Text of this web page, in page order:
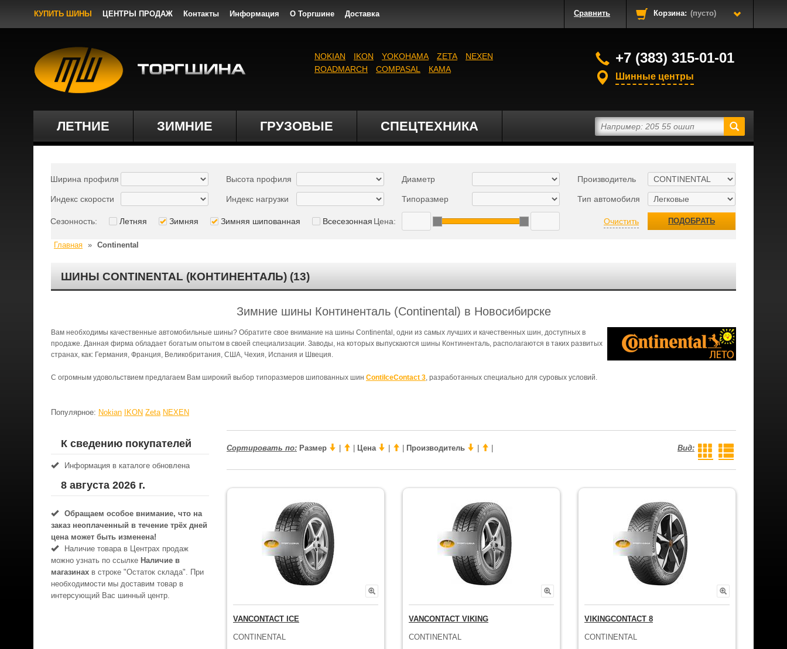
КУПИТЬ ШИНЫ ЦЕНТРЫ ПРОДАЖ Контакты Информация О Торгшине Доставка Сравнить Корзина: (пусто)
ЛЕТНИЕ ЗИМНИЕ ГРУЗОВЫЕ СПЕЦТЕХНИКА
NOKIAN IKON YOKOHAMA ZETA
NEXEN
ROADMARCH
COMPASAL КАМА
+7 (383) 315-01-01
Шинные центры
Главная » Continental
ШИНЫ CONTINENTAL (КОНТИНЕНТАЛЬ) (13)
Зимние шины Континенталь (Continental) в Новосибирске
Вам необходимы качественные автомобильные шины? Обратите свое внимание на шины Continental, одни из самых лучших и качественных шин, доступных в
продаже. Данная фирма обладает богатым опытом в своей специализации. Заводы, на которых выпускаются шины Континенталь, располагаются в таких развитых
странах, как: Германия, Франция, Великобритания, США, Чехия, Испания и Швеция.
C огромным удовольствием предлагаем Вам широкий выбор типоразмеров шипованных шин ContiIceContact 3, разработанных специально для суровых условий.
Популярное: Nokian IKON Zeta NEXEN
К сведению покупателей
Информация в каталоге обновлена
8 августа 2026 г.
Обращаем особое внимание, что на
заказ неоплаченный в течениe трёх дней
цена может быть изменена!
Наличие товара в Центрах продаж
можно узнать по ссылке Наличие в
магазинах в строке "Остаток склада". При
необходимости мы доставим товар в
интерсующий Вас шинный центр.
Сортировать по: Размер Цена Производитель Вид:
VANCONTACT ICE
CONTINENTAL
VANCONTACT VIKING
CONTINENTAL
VIKINGCONTACT 8
CONTINENTAL
Ширина профиля Высота профиля Диаметр Производитель
Индекс скорости Индекс нагрузки Типоразмер Тип автомобиля
Сезонность: Летняя Зимняя Зимняя шипованная Всесезонная Цена: Очистить ПОДОБРАТЬ